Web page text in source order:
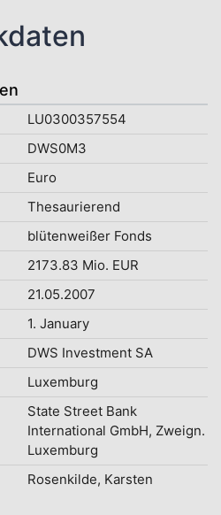
LU0300357554
DWS0M3
Euro
Thesaurierend
blütenweißer Fonds
2173.83 Mio. EUR
21.05.2007
1. January
DWS Investment SA
Luxemburg
State Street Bank
International GmbH, Zweign.
Luxemburg
Rosenkilde, Karsten